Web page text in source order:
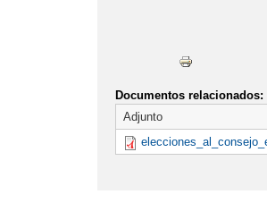
Documentos relacionados:
Adjunto